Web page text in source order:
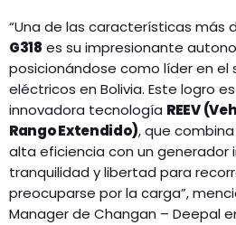
“Una de las características más
G318 es su impresionante
posicionándose como líder en
eléctricos en Bolivia. Este logro
innovadora tecnología REEV
Rango Extendido), que
alta eficiencia con un generador
tranquilidad y libertad para
preocuparse por la carga”,
Manager de Changan – Deepal